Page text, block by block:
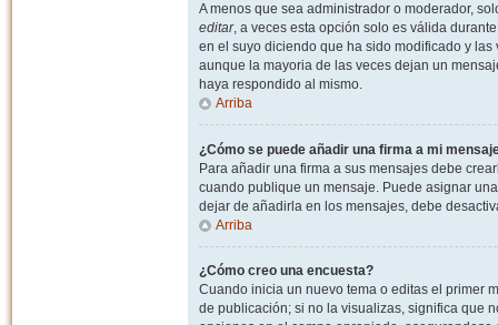
A menos que sea administrador o moderador,
editar, a veces esta opción solo es válida
en el suyo diciendo que ha sido modificado y
aunque la mayoria de las veces dejan un
haya respondido al mismo.
Arriba
¿Cómo se puede añadir una firma a mi
Para añadir una firma a sus mensajes debe
cuando publique un mensaje. Puede asignar
dejar de añadirla en los mensajes, debe
Arriba
¿Cómo creo una encuesta?
Cuando inicia un nuevo tema o editas el primer
de publicación; si no la visualizas, significa que